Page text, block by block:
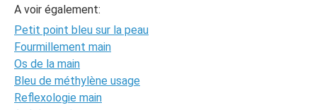
A voir également:
Petit point bleu sur la peau
Fourmillement main
Os de la main
Bleu de méthylène usage
Reflexologie main